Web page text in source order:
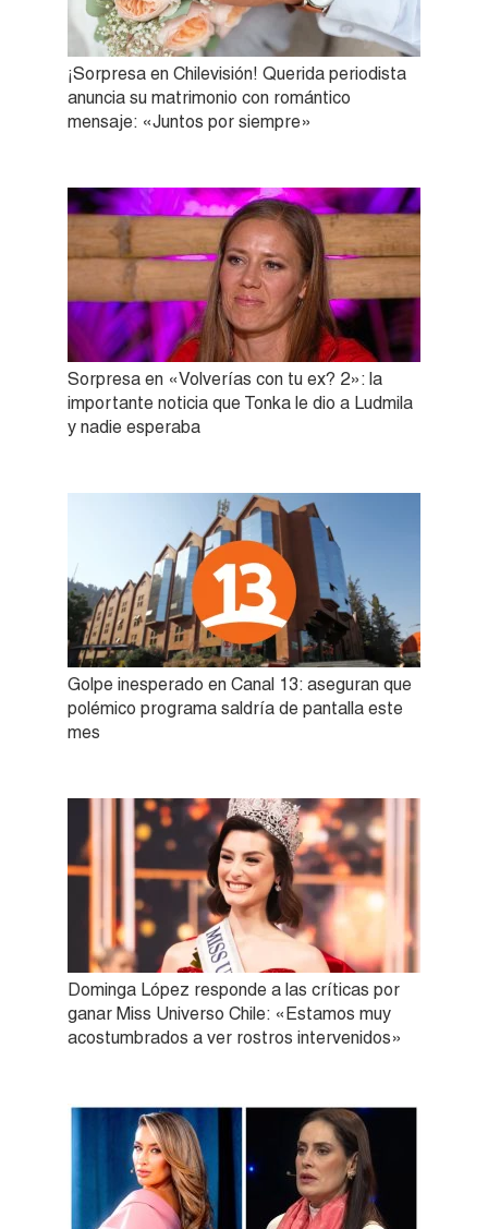
¡Sorpresa en Chilevisión! Querida periodista
anuncia su matrimonio con romántico
mensaje: «Juntos por siempre»
Sorpresa en «Volverías con tu ex? 2»: la
importante noticia que Tonka le dio a Ludmila
y nadie esperaba
Golpe inesperado en Canal 13: aseguran que
polémico programa saldría de pantalla este
mes
Dominga López responde a las críticas por
ganar Miss Universo Chile: «Estamos muy
acostumbrados a ver rostros intervenidos»